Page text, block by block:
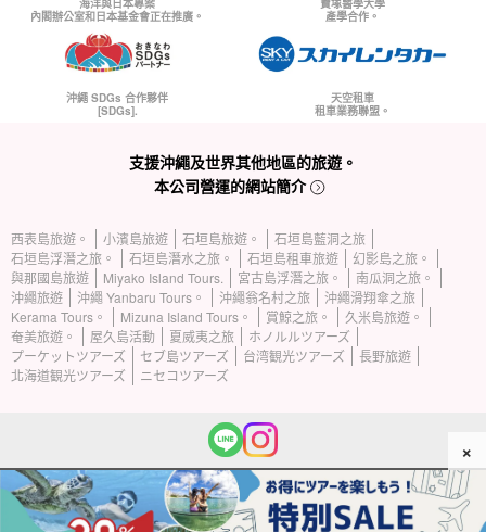
海洋與日本專案
內閣辦公室和日本基金會正在推廣。
寶塚醫學大學
產學合作。
沖繩 SDGs 合作夥伴
[SDGs].
天空租車
租車業務聯盟。
支援沖繩及世界其他地區的旅遊。
本公司營運的網站簡介
西表島旅遊。 小濱島旅遊 石垣島旅遊。
石垣島藍洞之旅
石垣島浮潛之旅。
石垣島潛水之旅。 石垣島租車旅遊
幻影島之旅。
與那國島旅遊
Miyako Island Tours. 宮古島浮潛之旅。
南瓜洞之旅。
沖繩旅遊
沖繩 Yanbaru Tours。 沖繩翁名村之旅
沖繩滑翔傘之旅
Kerama Tours。
Mizuna Island Tours。 賞鯨之旅。
久米島旅遊。
奄美旅遊。
屋久島活動 夏威夷之旅
ホノルルツアーズ
プーケットツアーズ
セブ島ツアーズ 台湾観光ツアーズ
長野旅遊
北海道観光ツアーズ
ニセコツアーズ
(c) 2026 Iriomote Island Tours 保留所有權利。.
×